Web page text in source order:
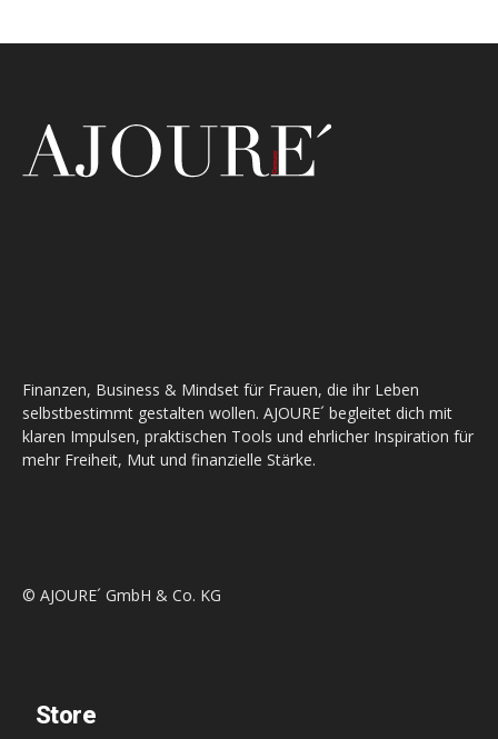
Finanzen, Business & Mindset für Frauen, die ihr Leben
selbstbestimmt gestalten wollen. AJOURE´ begleitet dich mit
klaren Impulsen, praktischen Tools und ehrlicher Inspiration für
mehr Freiheit, Mut und finanzielle Stärke.
© AJOURE´ GmbH & Co. KG
Store